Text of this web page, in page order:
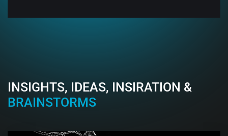
INSIGHTS, IDEAS, INSIRATION &
BRAINSTORMS